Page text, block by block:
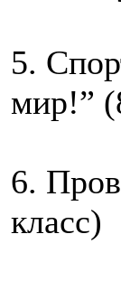
5.
мир!”
6.
класс)